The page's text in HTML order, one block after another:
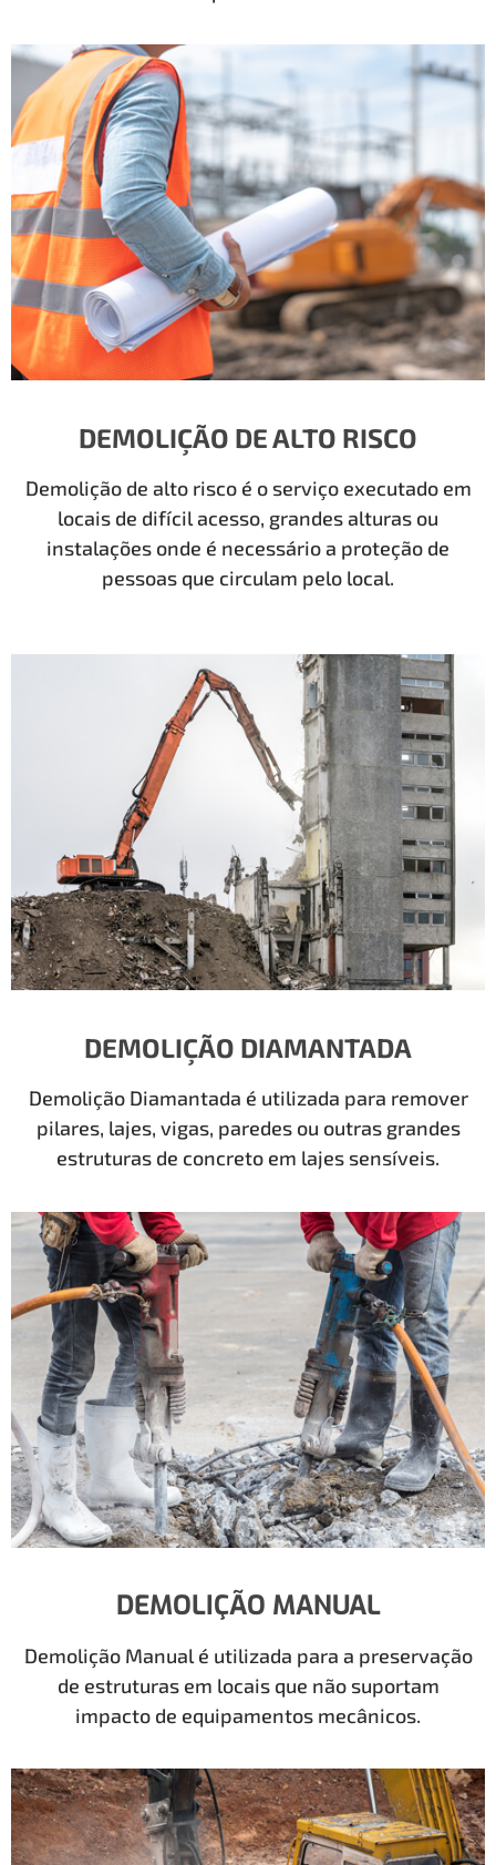
DEMOLIÇÃO DE ALTO RISCO
Demolição de alto risco é o serviço executado em
locais de difícil acesso, grandes alturas ou
instalações onde é necessário a proteção de
pessoas que circulam pelo local.
DEMOLIÇÃO DIAMANTADA
Demolição Diamantada é utilizada para remover
pilares, lajes, vigas, paredes ou outras grandes
estruturas de concreto em lajes sensíveis.
DEMOLIÇÃO MANUAL
Demolição Manual é utilizada para a preservação
de estruturas em locais que não suportam
impacto de equipamentos mecânicos.